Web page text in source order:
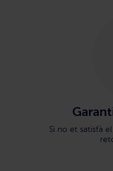
Si no et satisfà